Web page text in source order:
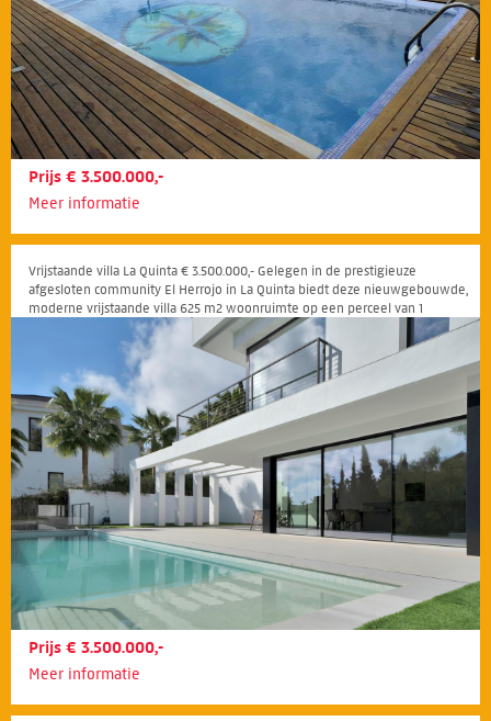
Prijs € 3.500.000,-
Meer informatie
Vrijstaande villa La Quinta € 3.500.000,- Gelegen in de prestigieuze
afgesloten community El Herrojo in La Quinta biedt deze nieuwgebouwde,
moderne vrijstaande villa 625 m2 woonruimte op een perceel van 1
Prijs € 3.500.000,-
Meer informatie